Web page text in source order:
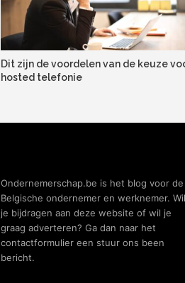
Dit zijn de voordelen van de keuze
hosted telefonie
Ondernemerschap.be is het blog voor de
Belgische ondernemer en werknemer. Wil
je bijdragen aan deze website of wil je
graag adverteren? Ga dan naar het
contactformulier een stuur ons been
bericht.